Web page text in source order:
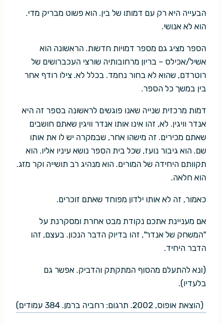
הבעייה היא רק עם דמותו של בין. הוא פשוט מבריק מדי.
הוא לא אנושי.
הספר מציג גם מספר דמויות חדשות. הראשונה הוא
אשיל/אכילס – בריון מרחובותיה שורצי העכברושים של
רוטרדם, שהוא לא בחור נחמד. בכלל לא. צילו רודף אחר
בין במשך כל הספר.
דמות מרכזית שנייה שאנו פוגשים לראשונה בספר זה היא
אנדר וויגין. לא, זהו אינו אותו אנדר וויגין שאתם חושבים
שאתם מכירים. זה מישהו אחר, שבמקרה יש לו את אותו
שם. הוא גיבור נועז, שכל בית הספר נושא עיניו אליו. הוא
תקוותם היחידה של המורים. הוא מנהיג רב תושייה וקר מזג.
הוא חלאה.
כאמור, זה לא אותו ילדון מפוחד שאתם זוכרים.
אם מעניינת אתכם נקודת מבט אחרת ומסקרנת על
"המשחק של אנדר", זהו בדיוק הדבר הנכון. בעצם, זהו
הדבר היחיד.
(ונא להתעלם מהסוף המתקתק והדביק. אפשר גם
בלעדיו).
(הוצאת אופוס, 2002. תרגום: רחביה ברמן. 384 עמודים)